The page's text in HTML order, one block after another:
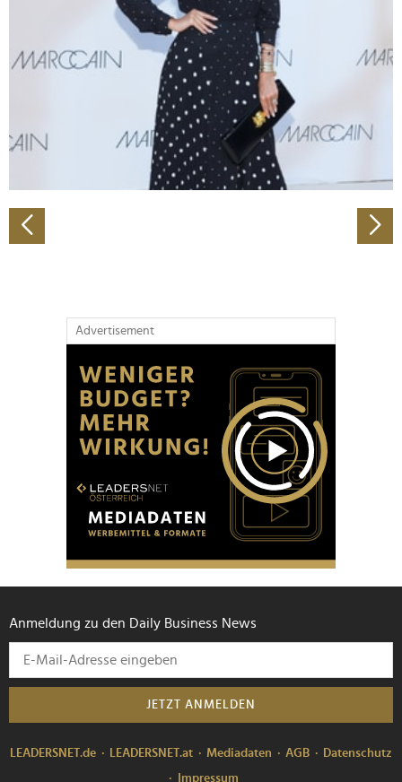
Wir verwenden Cookies, um Inhalte und Anzeigen zu
personalisieren, Funktionen für soziale Medien anbieten
zu können und die Zugriffe auf unsere Website zu
analysieren. Außerdem geben wir Informationen zu Ihrer
Verwendung unserer Website an unsere Partner für
soziale Medien, Werbung und Analysen weiter. Unsere
Partner führen diese Informationen möglicherweise mit
weiteren Daten zusammen, die Sie ihnen bereitgestellt
gesammelt haben.
Advertisement
Anmeldung zu den Daily Business News
JETZT ANMELDEN
LEADERSNET.de LEADERSNET.at Mediadaten AGB
Datenschutz
Impressum